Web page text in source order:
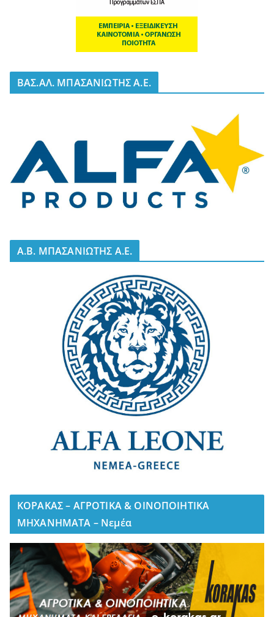
BΑΣ.ΑΛ. ΜΠΑΣΑΝΙΩΤΗΣ Α.Ε.
A.B. ΜΠΑΣΑΝΙΩΤΗΣ Α.Ε.
ΚΟΡΑΚΑΣ – ΑΓΡΟΤΙΚΑ & ΟΙΝΟΠΟΙΗΤΙΚΑ
ΜΗΧΑΝΗΜΑΤΑ – Νεμέα